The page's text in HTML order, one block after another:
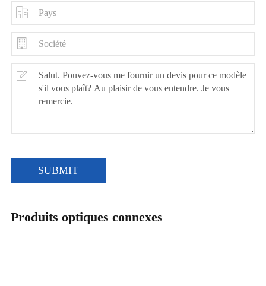
SUBMIT
Produits optiques connexes